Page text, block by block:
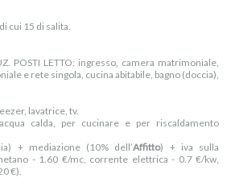
cui 15 di salita.
POSTI LETTO: ingresso, camera matrimoniale,
e rete singola, cucina abitabile, bagno (doccia),
lavatrice, tv.
calda, per cucinare e per riscaldamento
+ mediazione (10% dell’Affitto) + iva sulla
- 1.60 €/mc, corrente elettrica - 0.7 €/kw,
€).